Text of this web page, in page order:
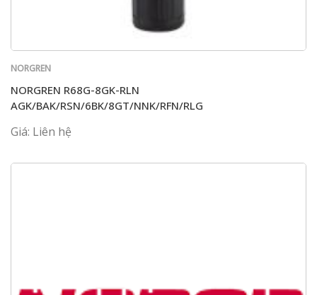
NORGREN
NORGREN R68G-8GK-RLN
AGK/BAK/RSN/6BK/8GT/NNK/RFN/RLG
Giá: Liên hệ